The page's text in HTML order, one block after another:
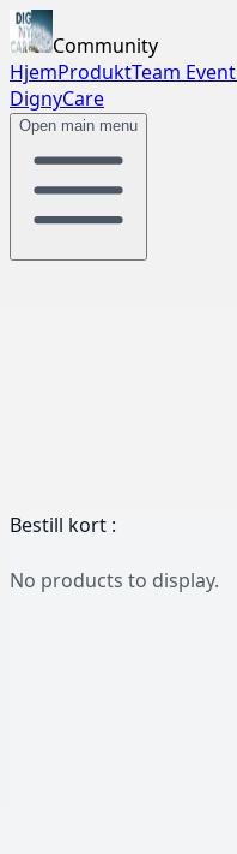
Community
HjemProduktTeam Event
DignyCare
Open main menu
Bestill kort :
No products to display.